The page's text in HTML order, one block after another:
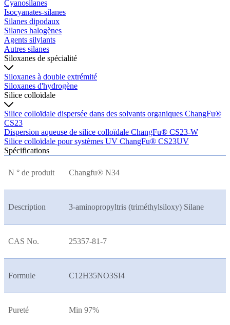
Cyanosilanes
Isocyanates-silanes
Silanes dipodaux
Silanes halogènes
Agents silylants
Autres silanes
Siloxanes de spécialité
Siloxanes à double extrémité
Siloxanes d'hydrogène
Silice colloïdale
Silice colloïdale dispersée dans des solvants organiques ChangFu®
CS23
Dispersion aqueuse de silice colloïdale ChangFu® CS23-W
Silice colloïdale pour systèmes UV ChangFu® CS23UV
Spécifications
N ° de produit Changfu® N34
Description 3-aminopropyltris (triméthylsiloxy) Silane
CAS No. 25357-81-7
Formule C12H35NO3SI4
Pureté Min 97%